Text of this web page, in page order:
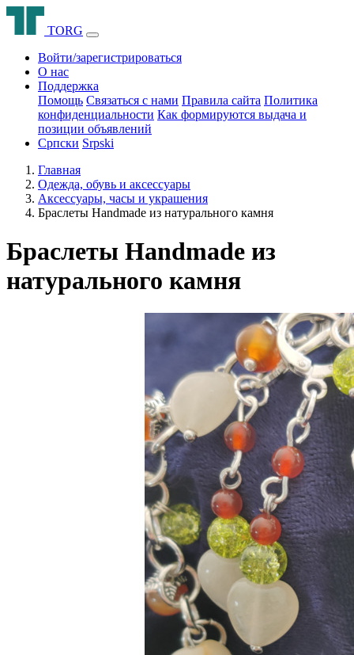
TORG
Войти/зарегистрироваться
О нас
Поддержка
Помощь Связаться с нами Правила сайта Политика
конфиденциальности Как формируются выдача и
позиции объявлений
Српски Srpski
Главная
Одежда, обувь и аксессуары
Аксессуары, часы и украшения
Браслеты Handmade из натурального камня
Браслеты Handmade из
натурального камня